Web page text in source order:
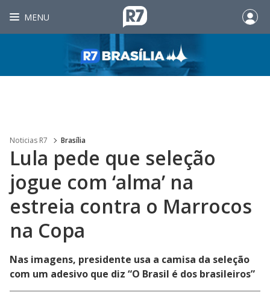
MENU
Noticias R7 Brasília
Lula pede que seleção
jogue com ‘alma’ na
estreia contra o Marrocos
na Copa
Nas imagens, presidente usa a camisa da seleção
com um adesivo que diz “O Brasil é dos brasileiros”